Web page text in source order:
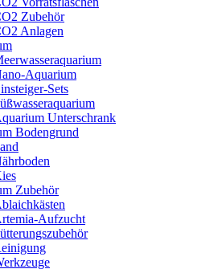
Zubehör
Anlagen
Aquarium
Sets
Unterschrank
Bodengrund
Zubehör
Aufzucht